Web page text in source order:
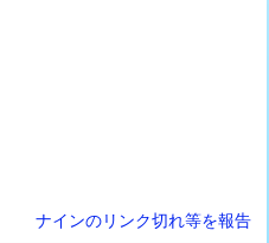
ナインのリンク切れ等を報告